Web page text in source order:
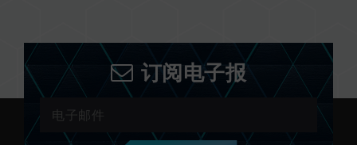
订阅电子报